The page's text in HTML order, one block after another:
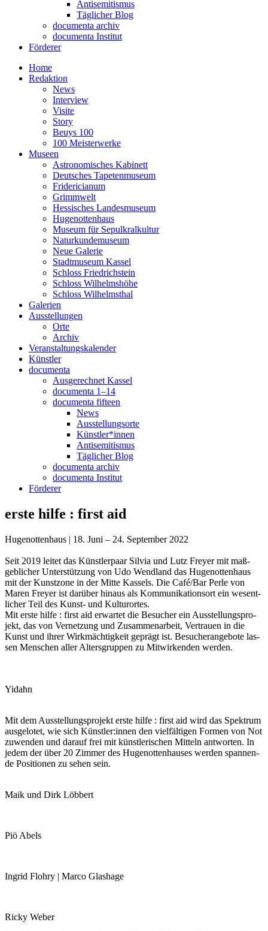
Antisemitismus
Täglicher Blog
documenta archiv
documenta Institut
Förderer
Home
Redaktion
News
Interview
Visite
Story
Beuys 100
100 Meisterwerke
Museen
Astronomisches Kabinett
Deutsches Tapetenmuseum
Fridericianum
Grimmwelt
Hessisches Landesmuseum
Hugenottenhaus
Museum für Sepulkralkultur
Naturkundemuseum
Neue Galerie
Stadtmuseum Kassel
Schloss Friedrichstein
Schloss Wilhelmshöhe
Schloss Wilhelmsthal
Galerien
Ausstellungen
Orte
Archiv
Veranstaltungskalender
Künstler
documenta
Ausgerechnet Kassel
documenta 1–14
documenta fifteen
News
Ausstellungsorte
Künstler*innen
Antisemitismus
Täglicher Blog
documenta archiv
documenta Institut
Förderer
erste hilfe : first aid
Huge­not­ten­haus | 18. Juni – 24. Sep­tem­ber 2022
Seit 2019 lei­tet das Künst­ler­paar Sil­via und Lutz Frey­er mit maß­
geb­li­cher Unter­stüt­zung von Udo Wend­land das Huge­not­ten­haus
mit der Kunst­zo­ne in der Mit­te Kas­sels. Die Café/Bar Per­le von
Maren Frey­er ist dar­über hin­aus als Kom­mu­ni­ka­ti­ons­ort ein wesent­
li­cher Teil des Kunst- und Kulturortes.
Mit ers­te hil­fe : first aid erwar­tet die Besu­cher ein Aus­stel­lungs­pro­
jekt, das von Ver­net­zung und Zusam­men­ar­beit, Ver­trau­en in die
Kunst und ihrer Wirk­mäch­tig­keit geprägt ist. Besu­cher­an­ge­bo­te las­
sen Men­schen aller Alters­grup­pen zu Mit­wir­ken­den werden.
Yidahn
Mit dem Aus­stel­lungs­pro­jekt ers­te hil­fe : first aid wird das Spek­trum
aus­ge­lo­tet, wie sich Künstler:innen den viel­fäl­ti­gen For­men von Not
zuwen­den und dar­auf frei mit künst­le­ri­schen Mit­teln ant­wor­ten. In
jedem der über 20 Zim­mer des Huge­not­ten­hau­ses wer­den span­nen­
de Posi­tio­nen zu sehen sein.
Maik und Dirk Löbbert
Piö Abels
Ingrid Flohry | Mar­co Glashage
Ricky Weber